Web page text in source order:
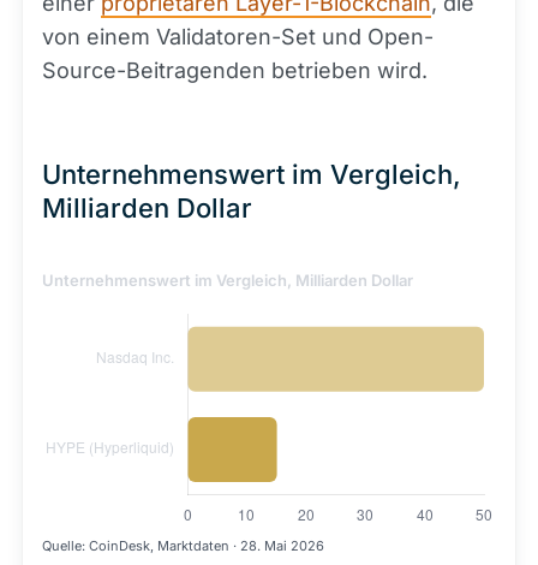
von einem Validatoren-Set und Open-
Source-Beitragenden betrieben wird.
Unternehmenswert im Vergleich,
Milliarden Dollar
Unternehmenswert im Vergleich, Milliarden Dollar
Quelle: CoinDesk, Marktdaten · 28. Mai 2026